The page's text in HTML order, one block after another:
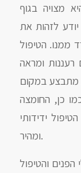
מצויה בגוף
לזהות את
ממנו. הטיפול
רעננות ומראה
מתבצע במקום
כן, החומצה
ידידותי
ומהיר.
והטיפול